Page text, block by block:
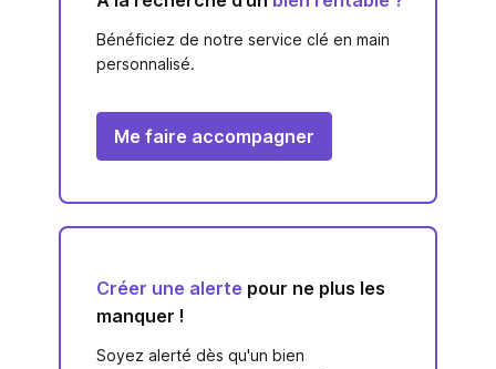
Bénéficiez de notre service clé en main
personnalisé.
Me faire accompagner
Créer une alerte pour ne plus les
manquer !
Soyez alerté dès qu'un bien